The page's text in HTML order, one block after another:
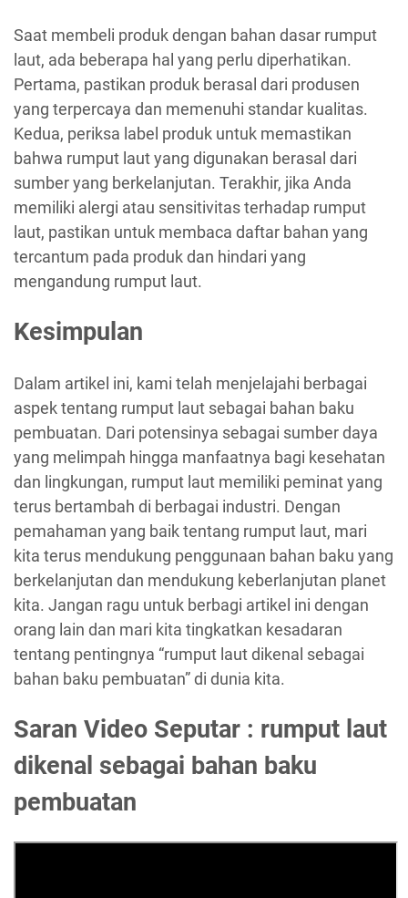
Saat membeli produk dengan bahan dasar rumput
laut, ada beberapa hal yang perlu diperhatikan.
Pertama, pastikan produk berasal dari produsen
yang terpercaya dan memenuhi standar kualitas.
Kedua, periksa label produk untuk memastikan
bahwa rumput laut yang digunakan berasal dari
sumber yang berkelanjutan. Terakhir, jika Anda
memiliki alergi atau sensitivitas terhadap rumput
laut, pastikan untuk membaca daftar bahan yang
tercantum pada produk dan hindari yang
mengandung rumput laut.
Kesimpulan
Dalam artikel ini, kami telah menjelajahi berbagai
aspek tentang rumput laut sebagai bahan baku
pembuatan. Dari potensinya sebagai sumber daya
yang melimpah hingga manfaatnya bagi kesehatan
dan lingkungan, rumput laut memiliki peminat yang
terus bertambah di berbagai industri. Dengan
pemahaman yang baik tentang rumput laut, mari
kita terus mendukung penggunaan bahan baku yang
berkelanjutan dan mendukung keberlanjutan planet
kita. Jangan ragu untuk berbagi artikel ini dengan
orang lain dan mari kita tingkatkan kesadaran
tentang pentingnya “rumput laut dikenal sebagai
bahan baku pembuatan” di dunia kita.
Saran Video Seputar : rumput laut
dikenal sebagai bahan baku
pembuatan